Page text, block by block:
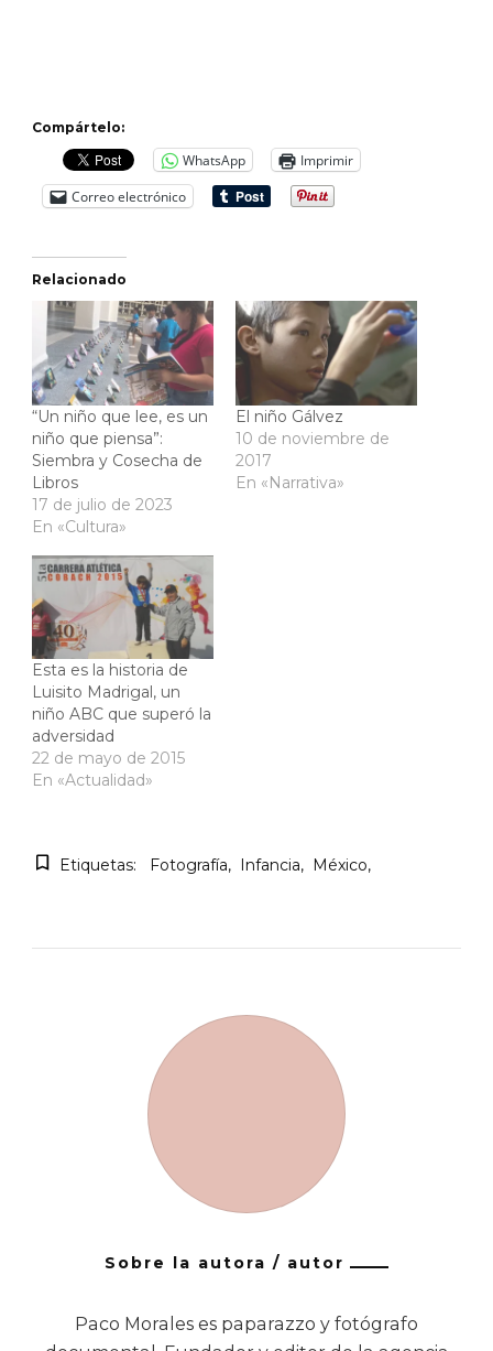
Compártelo:
WhatsApp
Imprimir
Correo electrónico
Relacionado
“Un niño que lee, es un
niño que piensa”:
Siembra y Cosecha de
Libros
17 de julio de 2023
En «Cultura»
El niño Gálvez
10 de noviembre de
2017
En «Narrativa»
Esta es la historia de
Luisito Madrigal, un
niño ABC que superó la
adversidad
22 de mayo de 2015
En «Actualidad»
Etiquetas: Fotografía Infancia México
Sobre la autora / autor
Paco Morales es paparazzo y fotógrafo